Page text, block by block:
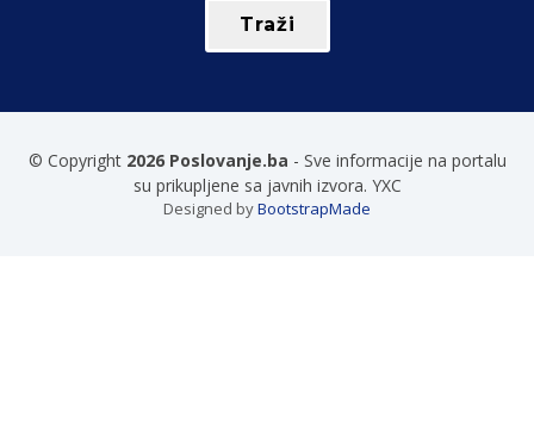
© Copyright 2026 Poslovanje.ba - Sve informacije na portalu
su prikupljene sa javnih izvora. YXC
Designed byBootstrapMade